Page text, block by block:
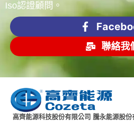
Iso認證顧問。
聯絡我
高齊能源科技股份有限公司 騰永能源股